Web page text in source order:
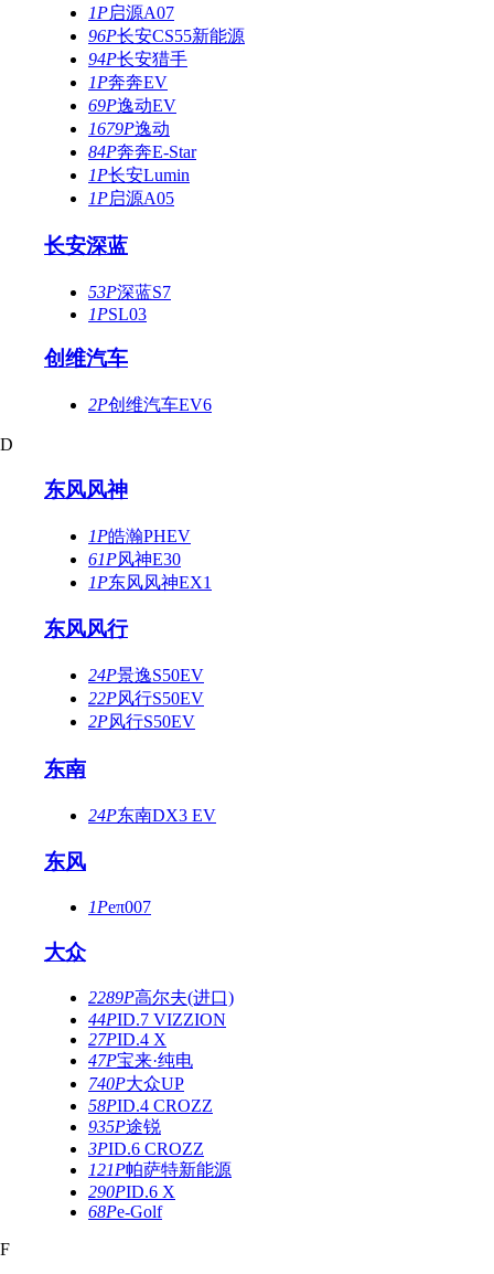
1P启源A07
96P长安CS55新能源
94P长安猎手
1P奔奔EV
69P逸动EV
1679P逸动
84P奔奔E-Star
1P长安Lumin
1P启源A05
长安深蓝
53P深蓝S7
1PSL03
创维汽车
2P创维汽车EV6
D
东风风神
1P皓瀚PHEV
61P风神E30
1P东风风神EX1
东风风行
24P景逸S50EV
22P风行S50EV
2P风行S50EV
东南
24P东南DX3 EV
东风
1Peπ007
大众
2289P高尔夫(进口)
44PID.7 VIZZION
27PID.4 X
47P宝来·纯电
740P大众UP
58PID.4 CROZZ
935P途锐
3PID.6 CROZZ
121P帕萨特新能源
290PID.6 X
68Pe-Golf
F